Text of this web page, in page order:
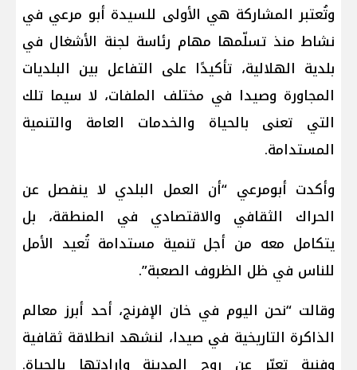
وتُعتبر المشاركة هي الأولى للسيدة أبو مرعي في
نشاط منذ تسلّمها مهام رئاسة لجنة الأشغال في
بلدية الهلالية، تأكيدًا على التفاعل بين البلديات
المجاورة وصيدا في مختلف الملفات، لا سيما تلك
التي تعنى بالحياة والخدمات العامة والتنمية
المستدامة.
وأكدت أبومرعي “أن العمل البلدي لا ينفصل عن
الحراك الثقافي والاقتصادي في المنطقة، بل
يتكامل معه من أجل تنمية مستدامة تُعيد الأمل
للناس في ظل الظروف الصعبة”.
وقالت “نحن اليوم في خان الإفرنج، أحد أبرز معالم
الذاكرة التاريخية في صيدا، لنشهد انطلاقة ثقافية
وفنية تعبّر عن روح المدينة وإرادتها بالحياة.